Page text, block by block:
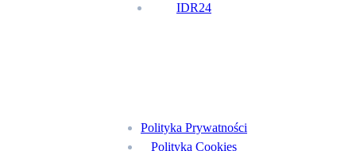
IDR24
Polityka Prywatności
Polityka Cookies